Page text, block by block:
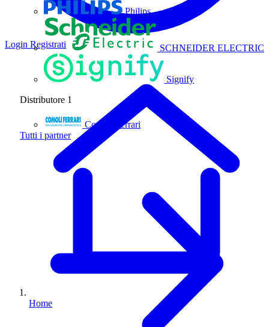
Philips
SCHNEIDER ELECTRIC
Signify
Distributore 1
Comoli Ferrari
Tutti i partner
Login Registrati
Home